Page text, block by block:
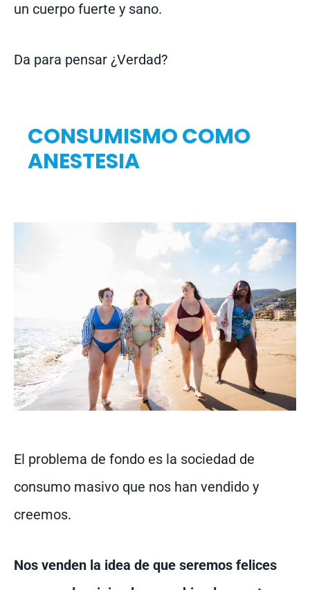
un cuerpo fuerte y sano.
Da para pensar ¿Verdad?
CONSUMISMO COMO
ANESTESIA
El problema de fondo es la sociedad de
consumo masivo que nos han vendido y
creemos.
Nos venden la idea de que seremos felices